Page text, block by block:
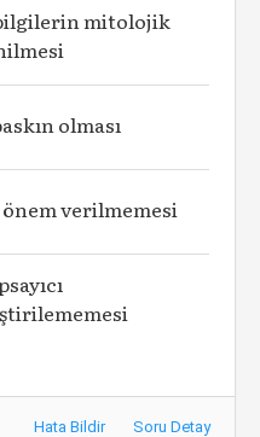
mitolojik
olması
verilmemesi
Hata Bildir Soru Detay